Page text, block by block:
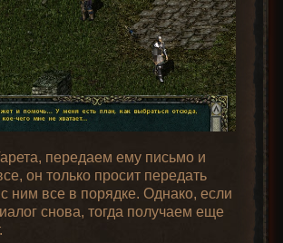
передаем ему письмо и
он только просит передать
ним все в порядке. Однако, если
снова, тогда получаем еще